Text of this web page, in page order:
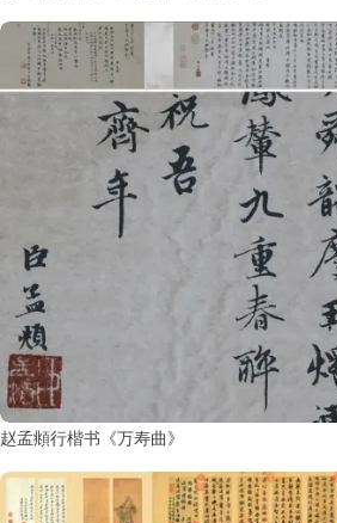
赵孟頫行楷书《万寿曲》